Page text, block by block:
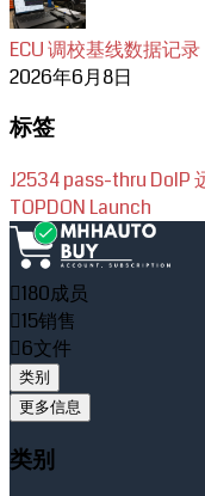
ECU 调校基线数据记
2026年6月8日
标签
J2534pass-thru DoIP
TOPDON Launch
180成员
15销售
6文件
类别
更多信息
类别